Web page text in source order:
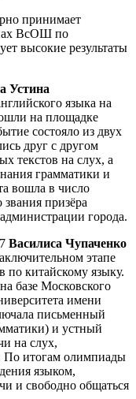
принимает
ВсОШ по
высокие результаты
Устина
языка на
на площадке
состояло из двух
друг с другом
текстов на слух, а
грамматики и
вошла в число
призёра
города.
Василиса Чупаченко
этапе
китайскому языку.
базе Московского
имени
письменный
и устный
на слух,
По итогам олимпиады
языком,
и свободно общаться